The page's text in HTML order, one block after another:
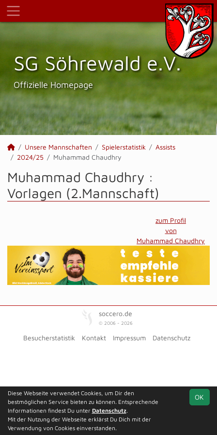
SG Söhrewald e.V.
Offizielle Homepage
Unsere Mannschaften Spielerstatistik
Assists
2024/25
Muhammad Chaudhry
Muhammad Chaudhry :
Vorlagen (2.Mannschaft)
zum Profil
von
Muhammad Chaudhry
soccero.de
© 2006 - 2026
Besucherstatistik Kontakt Impressum Datenschutz
OK
Diese Webseite verwendet Cookies, um Dir den
bestmöglichen Service bieten zu können. Entsprechende
Informationen findest Du unter Datenschutz.
Mit der Nutzung der Webseite erklärst Du Dich mit der
Verwendung von Cookies einverstanden.